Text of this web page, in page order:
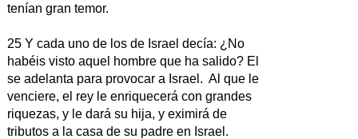
tenían gran temor.
25 Y cada uno de los de Israel decía: ¿No
habéis visto aquel hombre que ha salido? El
se adelanta para provocar a Israel. Al que le
venciere, el rey le enriquecerá con grandes
riquezas, y le dará su hija, y eximirá de
tributos a la casa de su padre en Israel.